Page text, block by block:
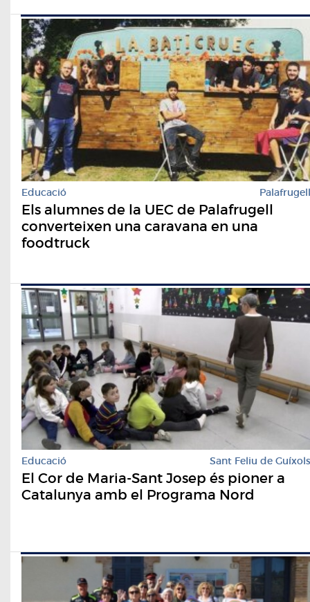
Educació Palafrugell
Els alumnes de la UEC de Palafrugell
converteixen una caravana en una
foodtruck
Educació Sant Feliu de Guíxols
El Cor de Maria-Sant Josep és pioner a
Catalunya amb el Programa Nord